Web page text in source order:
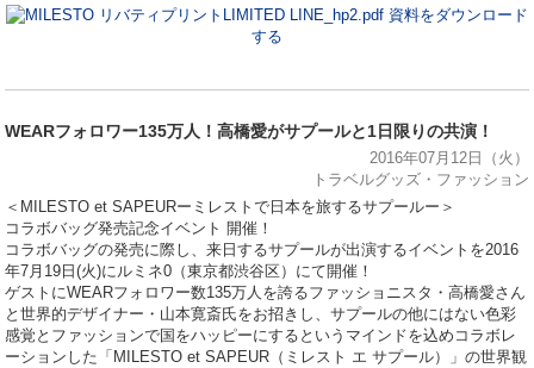
資料をダウンロード
する
WEARフォロワー135万人！高橋愛がサプールと1日限りの共演！
2016年07月12日（火）
トラベルグッズ・ファッション
＜MILESTO et SAPEURーミレストで日本を旅するサプールー＞
コラボバッグ発売記念イベント 開催！
コラボバッグの発売に際し、来日するサプールが出演するイベントを2016
年7月19日(火)にルミネ0（東京都渋谷区）にて開催！
ゲストにWEARフォロワー数135万人を誇るファッショニスタ・高橋愛さん
と世界的デザイナー・山本寛斎氏をお招きし、サプールの他にはない色彩
感覚とファッションで国をハッピーにするというマインドを込めコラボレ
ーションした「MILESTO et SAPEUR（ミレスト エ サプール）」の世界観